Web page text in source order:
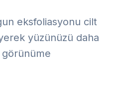
eksfoliasyonu cilt
yüzünüzü daha
görünüme